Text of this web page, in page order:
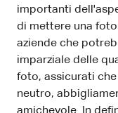
importanti
di mettere una
aziende che
imparziale delle
foto, assicurati
neutro,